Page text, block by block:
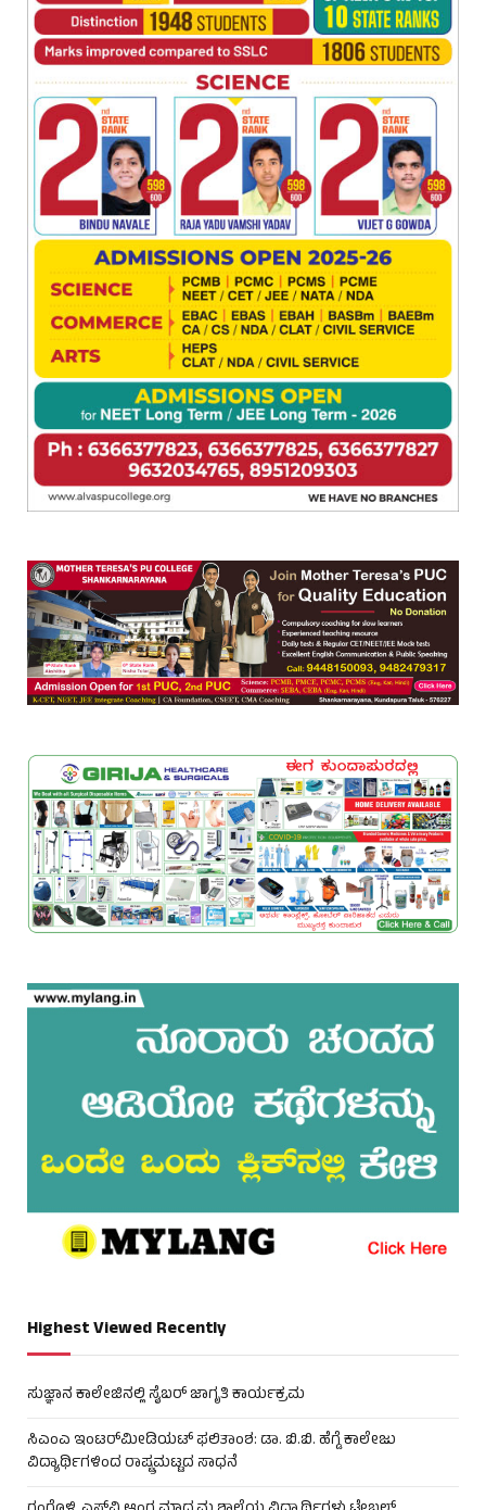
Highest Viewed Recently
ಸುಜ್ಞಾನ ಕಾಲೇಜಿನಲ್ಲಿ ಸೈಬರ್ ಜಾಗೃತಿ ಕಾರ್ಯಕ್ರಮ
ಸಿಎಂಎ ಇಂಟರ್‌ಮೀಡಿಯಟ್ ಫಲಿತಾಂಶ: ಡಾ. ಬಿ.ಬಿ. ಹೆಗ್ಡೆ ಕಾಲೇಜು
ವಿದ್ಯಾರ್ಥಿಗಳಿಂದ ರಾಷ್ಟ್ರಮಟ್ಟದ ಸಾಧನೆ